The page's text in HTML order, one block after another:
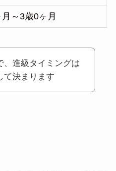
～3歳0ヶ月
、進級タイミングは
て決まります